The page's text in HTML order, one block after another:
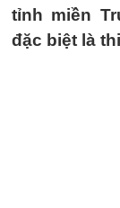
tỉnh miền
đặc biệt là